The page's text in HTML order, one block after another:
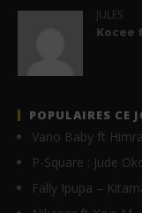
JULES
Kocee
POPULAIRES CE
Vano Baby ft
P-Square : Jude
Fally Ipupa –